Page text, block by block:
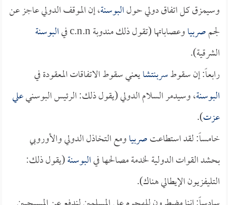
وسيمزق كل اتفاق دولي حولالبوسنة، إن الموقف الدولي عاجز عن
لجمصربياوعصاباتها (تقول ذلك مندوبة c.n.n في
البوسنة
الشرقية).
رابعاً: إن سقوطسربنتشايعني سقوط الاتفاقات المعقودة في
البوسنة، وسيدمر السلام الدولي (يقول ذلك: الرئيس البوسنيعلي
عزت).
خامساً: لقد استطاعتصربياومع التخاذل الدولي والأوروبي
بحشد القوات الدولية لخدمة مصالحها فيالبوسنة(يقول ذلك:
التليفزيون الإيطالي هناك).